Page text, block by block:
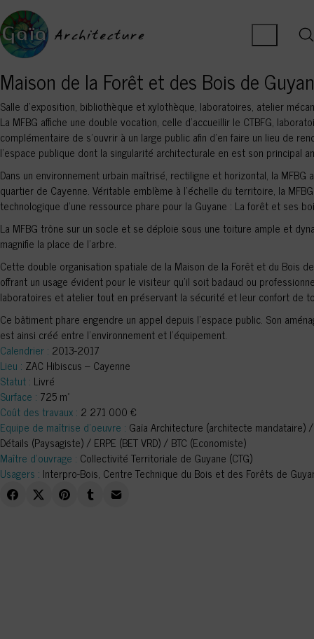
Maison de la Forêt et des Bois de
Salle d'exposition, bibliothèque et xylothèque, laboratoires, atelier
La MFBG affiche une double vocation, celle d’accueillir le CTBFG,
complémentaire de s’ouvrir à un large public afin d’en faire un lieu de
l’espace publique dont la singularité architecturale en est son principal
Dans un environnement urbain maîtrisé, rectiligne et horizontal, la
quartier de Cayenne. Véritable emblème à l’échelle du territoire, la
technologique d’une ressource phare pour la Guyane : La forêt et ses
La MFBG trône sur un socle et se déploie sous une toiture ample et
magnifie la place de l’arbre.
Cette double organisation spatiale de la Maison de la Forêt et du Bois
offrant un usage évident pour le visiteur qu’il soit badaud ou
laboratoires et atelier tout en préservant la sécurité et leur confort de
Ce bâtiment phare engendre un appel depuis l’espace public. Son
est ainsi créé entre l’environnement et l’équipement.
Calendrier : 2013-2017
Lieu : ZAC Hibiscus – Cayenne
Statut : Livré
Surface : 725 m²
Coût des travaux : 2 271 000 €
Equipe de maîtrise d’oeuvre : Gaïa Architecture (architecte mandataire)
Détails (Paysagiste) / ERPE (BET VRD) / BTC (Economiste)
Maître d’ouvrage : Collectivité Territoriale de Guyane (CTG)
Usagers : Interpro-Bois, Centre Technique du Bois et des Forêts de